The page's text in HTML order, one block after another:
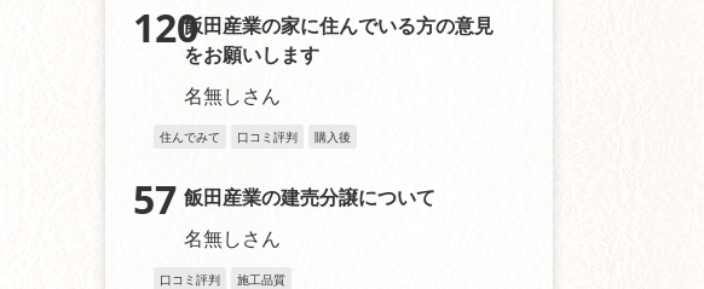
120飯田産業の家に住んでいる方の意見
をお願いします
名無しさん
住んでみて 口コミ評判 購入後
57 飯田産業の建売分譲について
名無しさん
口コミ評判 施工品質